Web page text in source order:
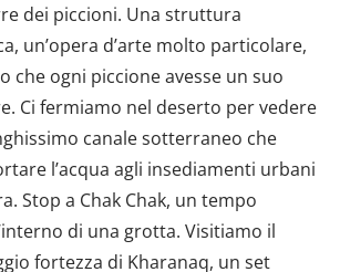
dei piccioni. Una struttura
un’opera d’arte molto particolare,
che ogni piccione avesse un suo
Ci fermiamo nel deserto per vedere
canale sotterraneo che
l’acqua agli insediamenti urbani
Stop a Chak Chak, un tempo
di una grotta. Visitiamo il
fortezza di Kharanaq, un set